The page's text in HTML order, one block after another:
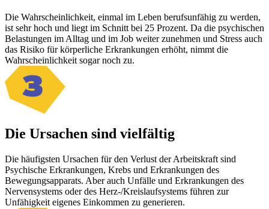
Die Wahrscheinlichkeit, einmal im Leben berufsunfähig zu werden,
ist sehr hoch und liegt im Schnitt bei 25 Prozent. Da die psychischen
Belastungen im Alltag und im Job weiter zunehmen und Stress auch
das Risiko für körperliche Erkrankungen erhöht, nimmt die
Wahrscheinlichkeit sogar noch zu.
3
Die Ursachen sind vielfältig
Die häufigsten Ursachen für den Verlust der Arbeitskraft sind
Psychische Erkrankungen, Krebs und Erkrankungen des
Bewegungsapparats. Aber auch Unfälle und Erkrankungen des
Nervensystems oder des Herz-/Kreislaufsystems führen zur
Unfähigkeit eigenes Einkommen zu generieren.